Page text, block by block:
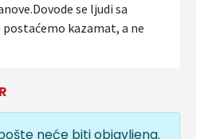
se ljudi sa
postaćemo kazamat, a ne
neće biti objavljena.